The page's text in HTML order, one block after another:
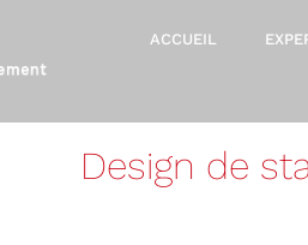
ACCUEIL
Design de